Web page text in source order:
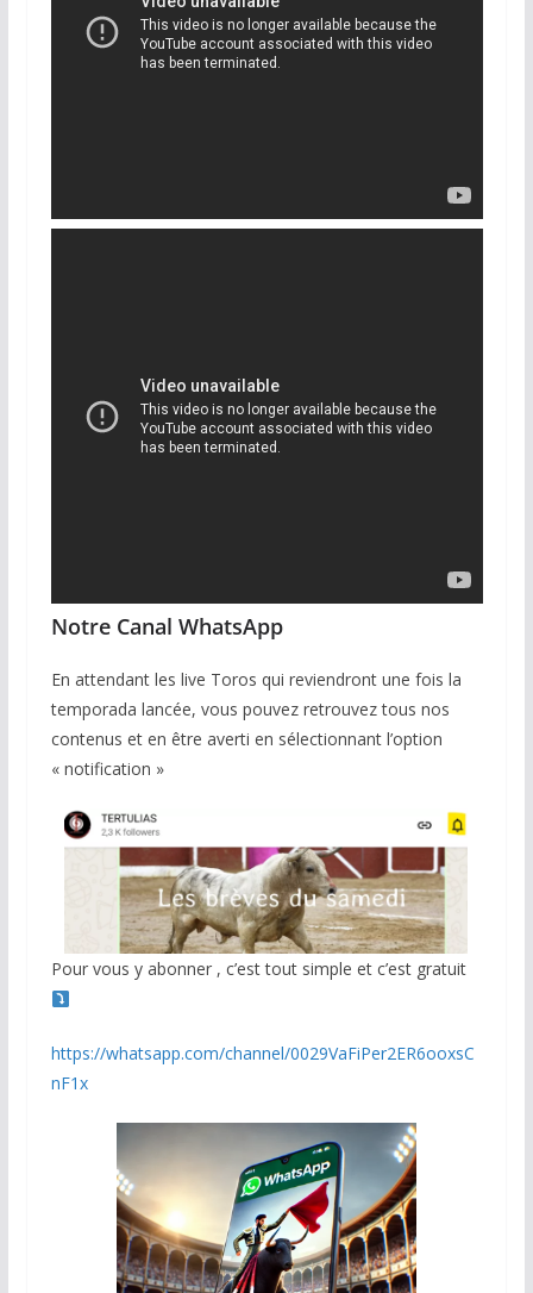
Notre Canal WhatsApp
En attendant les live Toros qui reviendront une fois la
temporada lancée, vous pouvez retrouvez tous nos
contenus et en être averti en sélectionnant l’option
« notification »
Pour vous y abonner , c’est tout simple et c’est gratuit
https://whatsapp.com/channel/0029VaFiPer2ER6ooxsC
nF1x